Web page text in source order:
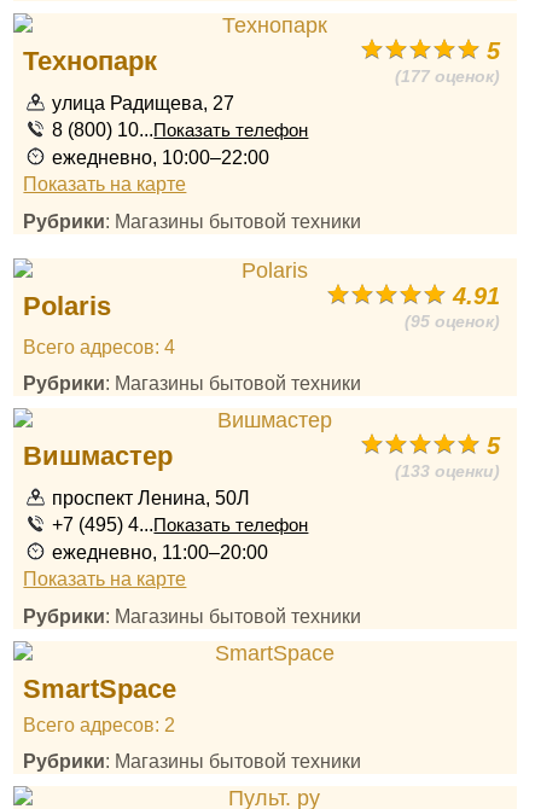
5
(177 оценок)
Технопарк
улица Радищева, 27
8 (800) 10...Показать телефон
ежедневно, 10:00–22:00
Показать на карте
Рубрики: Магазины бытовой техники
4.91
(95 оценок)
Polaris
Всего адресов: 4
Рубрики: Магазины бытовой техники
5
(133 оценки)
Вишмастер
проспект Ленина, 50Л
+7 (495) 4...Показать телефон
ежедневно, 11:00–20:00
Показать на карте
Рубрики: Магазины бытовой техники
SmartSpace
Всего адресов: 2
Рубрики: Магазины бытовой техники